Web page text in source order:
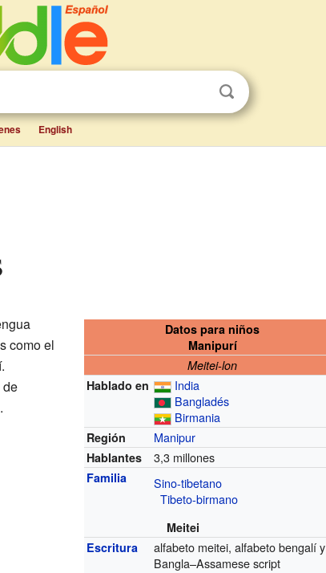
English
Datos para niños
Manipurí
Meitei-lon
Hablado en
India
Bangladés
Birmania
Región Manipur
Hablantes 3,3 millones
Familia
Sino-tibetano
Tibeto-birmano
Meitei
Escritura
alfabeto meitei, alfabeto bengalí y
Bangla–Assamese script
como el
.